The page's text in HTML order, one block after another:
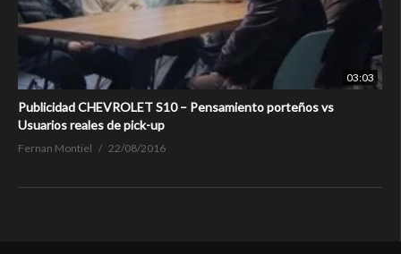
03:03
Publicidad CHEVROLET S10 – Pensamiento porteños vs
Usuarios reales de pick-up
Fernan Montiel 22/08/2016